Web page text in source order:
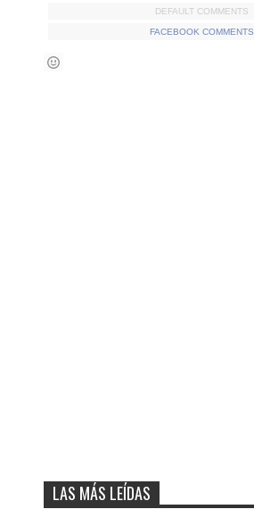
DEFAULT COMMENTS
FACEBOOK COMMENTS
LAS MÁS LEÍDAS